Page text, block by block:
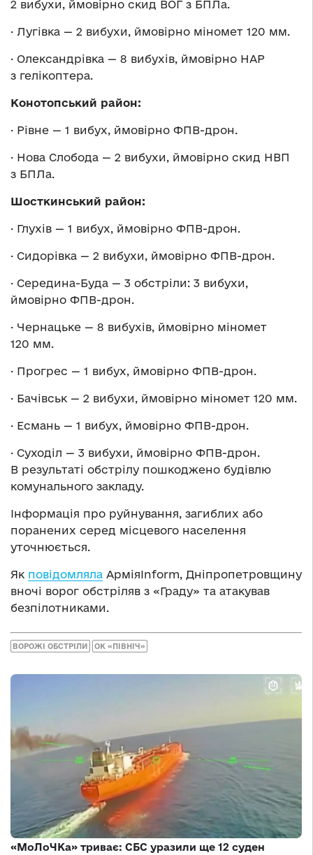
2 вибухи, ймовірно скид ВОГ з БПЛа.
· Лугівка — 2 вибухи, ймовірно міномет 120 мм.
· Олександрівка — 8 вибухів, ймовірно НАР
з гелікоптера.
Конотопський район:
· Рівне — 1 вибух, ймовірно ФПВ-дрон.
· Нова Слобода — 2 вибухи, ймовірно скид НВП
з БПЛа.
Шосткинський район:
· Глухів — 1 вибух, ймовірно ФПВ-дрон.
· Сидорівка — 2 вибухи, ймовірно ФПВ-дрон.
· Середина-Буда — 3 обстріли: 3 вибухи,
ймовірно ФПВ-дрон.
· Чернацьке — 8 вибухів, ймовірно міномет
120 мм.
· Прогрес — 1 вибух, ймовірно ФПВ-дрон.
· Бачівськ — 2 вибухи, ймовірно міномет 120 мм.
· Есмань — 1 вибух, ймовірно ФПВ-дрон.
· Суходіл — 3 вибухи, ймовірно ФПВ-дрон.
В результаті обстрілу пошкоджено будівлю
комунального закладу.
Інформація про руйнування, загиблих або
поранених серед місцевого населення
уточнюється.
Як повідомляла АрміяInform, Дніпропетровщину
вночі ворог обстріляв з «Граду» та атакував
безпілотниками.
ВОРОЖІ ОБСТРІЛИ ОК «ПІВНІЧ»
«МоЛоЧКа» триває: СБС уразили ще 12 суден